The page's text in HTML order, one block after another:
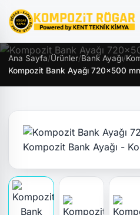
Ana Sayfa/Ürünler/Bank Ayağı/
Kompozit Bank Ayağı 720x500